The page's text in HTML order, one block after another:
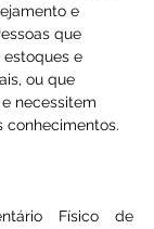
e
que
e
ou que
necessitem
conhecimentos.
Físico de